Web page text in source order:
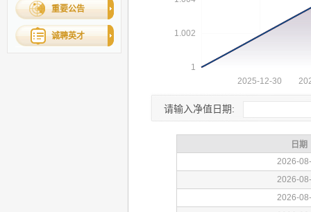
重要公告
诚聘英才
请输入净值日期: